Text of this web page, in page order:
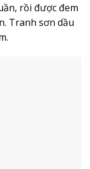
rồi được đem
Tranh sơn dầu